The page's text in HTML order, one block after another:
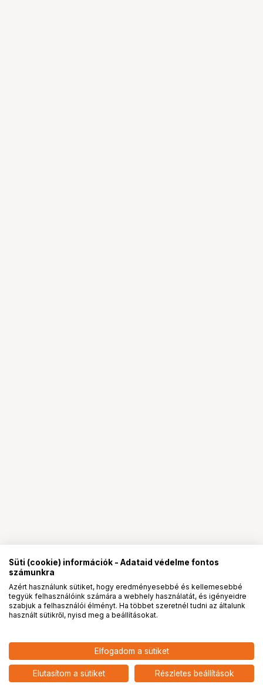
LAOWA 15MM F/4.5 0.5X WIDE
ANGLE MACRO LENS - L MOUNT
169 901 HUF
nettó: 133 780 HUF
PROpartnerségek
Süti (cookie) információk - Adataid védelme fontos
számunkra
Azért használunk sütiket, hogy eredményesebbé és kellemesebbé
tegyük felhasználóink számára a webhely használatát, és igényeidre
szabjuk a felhasználói élményt. Ha többet szeretnél tudni az általunk
használt sütikről, nyisd meg a beállításokat.
Elfogadom a sütiket
Elutasítom a sütiket Részletes beállítások